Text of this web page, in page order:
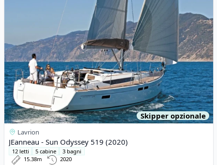
Skipper opzionale
Lavrion
JEanneau - Sun Odyssey 519 (2020)
12 letti 5 cabine
3 bagni
15.38m
2020